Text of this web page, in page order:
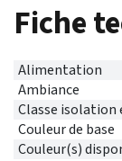
Fiche
Alimentation
Ambiance
Classe isolation
Couleur de base
Couleur(s)